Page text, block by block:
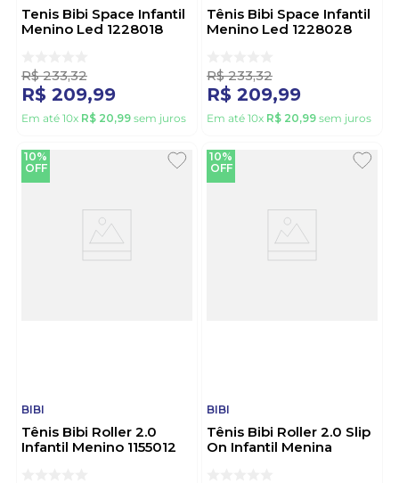
Tenis Bibi Space Infantil
Menino Led 1228018
R$ 233,32
R$ 209,99
Em até 10x R$ 20,99 sem juros
Tênis Bibi Space Infantil
Menino Led 1228028
R$ 233,32
R$ 209,99
Em até 10x R$ 20,99 sem juros
10%
OFF
BIBI
Tênis Bibi Roller 2.0
Infantil Menino 1155012
10%
OFF
BIBI
Tênis Bibi Roller 2.0 Slip
On Infantil Menina